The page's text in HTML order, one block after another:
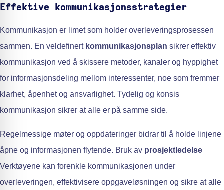
Effektive kommunikasjonsstrategier
Kommunikasjon er limet som holder overleveringsprosessen
sammen. En veldefinert kommunikasjonsplan sikrer effektiv
kommunikasjon ved å skissere metoder, kanaler og hyppighet
for informasjonsdeling mellom interessenter, noe som fremmer
klarhet, åpenhet og ansvarlighet. Tydelig og konsis
kommunikasjon sikrer at alle er på samme side.
Regelmessige møter og oppdateringer bidrar til å holde linjene
åpne og informasjonen flytende. Bruk av prosjektledelse
Verktøyene kan forenkle kommunikasjonen under
overleveringen, effektivisere oppgaveløsningen og sikre at alle